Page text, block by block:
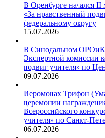
В Оренбурге начался II
«За нравственный
федеральному округу
15.07.2026
В Синодальном ОРОиК
Экспертной комиссии
подвиг учителя» по
09.07.2026
Иеромонах Трифон
церемонии
Всероссийского
учителя» по Санкт-
06.07.2026